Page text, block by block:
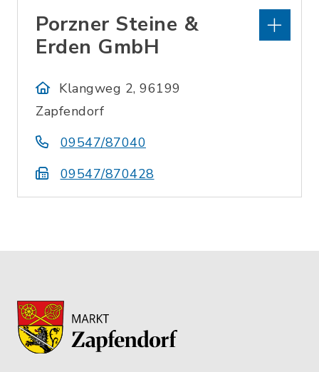
Porzner Steine &
Erden GmbH
Klangweg 2, 96199
Zapfendorf
09547/87040
09547/870428